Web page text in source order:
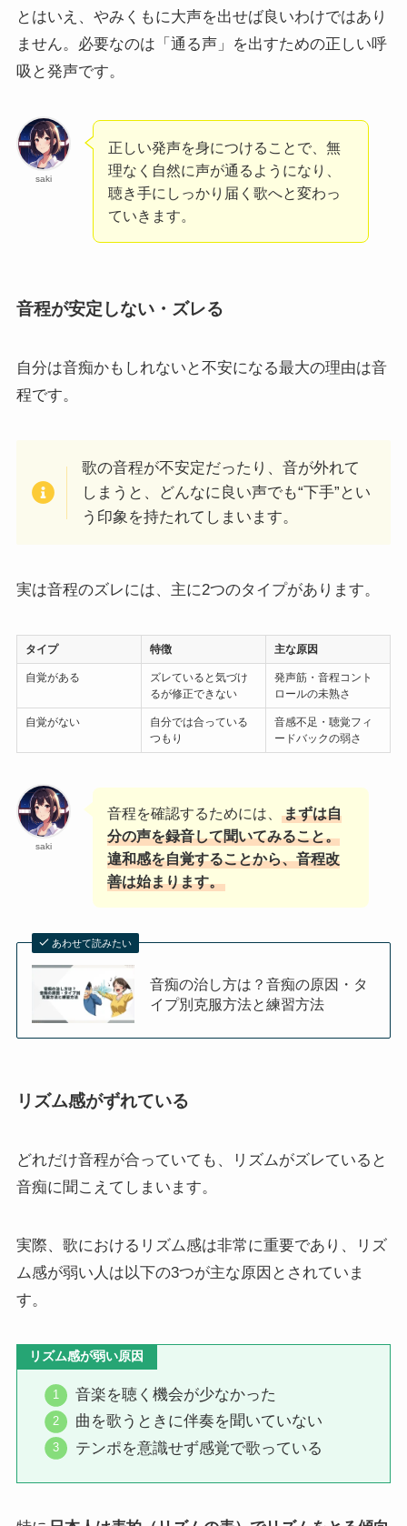
とはいえ、やみくもに大声を出せば良いわけではあり
ません。必要なのは「通る声」を出すための正しい呼
吸と発声です。
saki
正しい発声を身につけることで、無
理なく自然に声が通るようになり、
聴き手にしっかり届く歌へと変わっ
ていきます。
音程が安定しない・ズレる
自分は音痴かもしれないと不安になる最大の理由は音
程です。
歌の音程が不安定だったり、音が外れて
しまうと、どんなに良い声でも“下手”とい
う印象を持たれてしまいます。
実は音程のズレには、主に2つのタイプがあります。
タイプ 特徴 主な原因
自覚がある
ズレていると気づけ
るが修正できない
発声筋・音程コント
ロールの未熟さ
自覚がない
自分では合っている
つもり
音感不足・聴覚フィ
ードバックの弱さ
saki
音程を確認するためには、まずは自
分の声を録音して聞いてみること。
違和感を自覚することから、音程改
善は始まります。
あわせて読みたい
音痴の治し方は？音痴の原因・タ
イプ別克服方法と練習方法
リズム感がずれている
どれだけ音程が合っていても、リズムがズレていると
音痴に聞こえてしまいます。
実際、歌におけるリズム感は非常に重要であり、リズ
ム感が弱い人は以下の3つが主な原因とされていま
す。
リズム感が弱い原因
音楽を聴く機会が少なかった
曲を歌うときに伴奏を聞いていない
テンポを意識せず感覚で歌っている